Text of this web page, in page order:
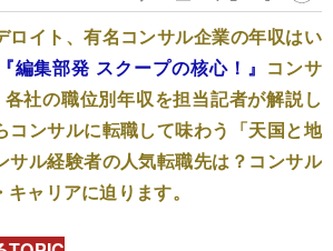
ロイト、有名コンサル企業の年収はい
『編集部発 スクープの核心！』 コンサ
社の職位別年収を担当記者が解説し
コンサルに転職して味わう「天国と地
サル経験者の人気転職先は？コンサル
ャリアに迫ります。